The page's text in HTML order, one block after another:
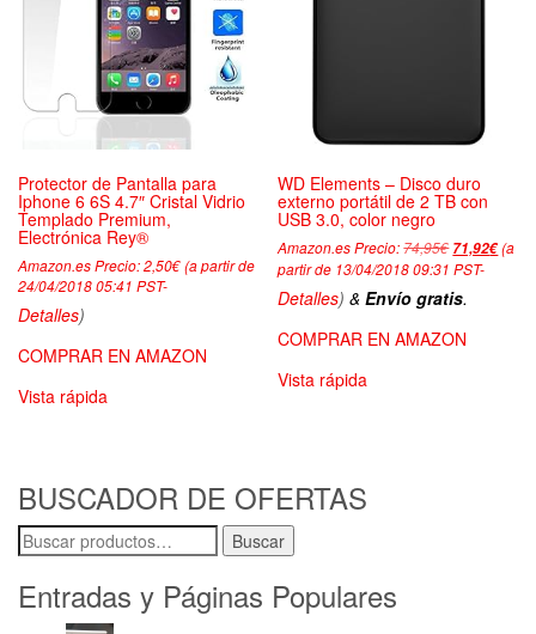
Protector de Pantalla para
Iphone 6 6S 4.7″ Cristal Vidrio
Templado Premium,
Electrónica Rey®
Amazon.es Precio:2,50€(a partir de
24/04/2018 05:41 PST-
Detalles)
COMPRAR EN AMAZON
Vista rápida
WD Elements – Disco duro
externo portátil de 2 TB con
USB 3.0, color negro
Amazon.es Precio:74,95€ El
precio
original
era:
74,95€.
71,92€El
(a
partir de 13/04/2018 09:31 PST-
Detalles)&Envío gratis.
COMPRAR EN AMAZON
Vista rápida
BUSCADOR DE OFERTAS
Buscar
por:
Buscar
Entradas y Páginas Populares